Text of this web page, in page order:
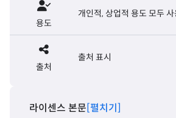
용도
개인적, 상업적 용도 모두 사
출처
출처 표시
라이센스 본문[펼치기]